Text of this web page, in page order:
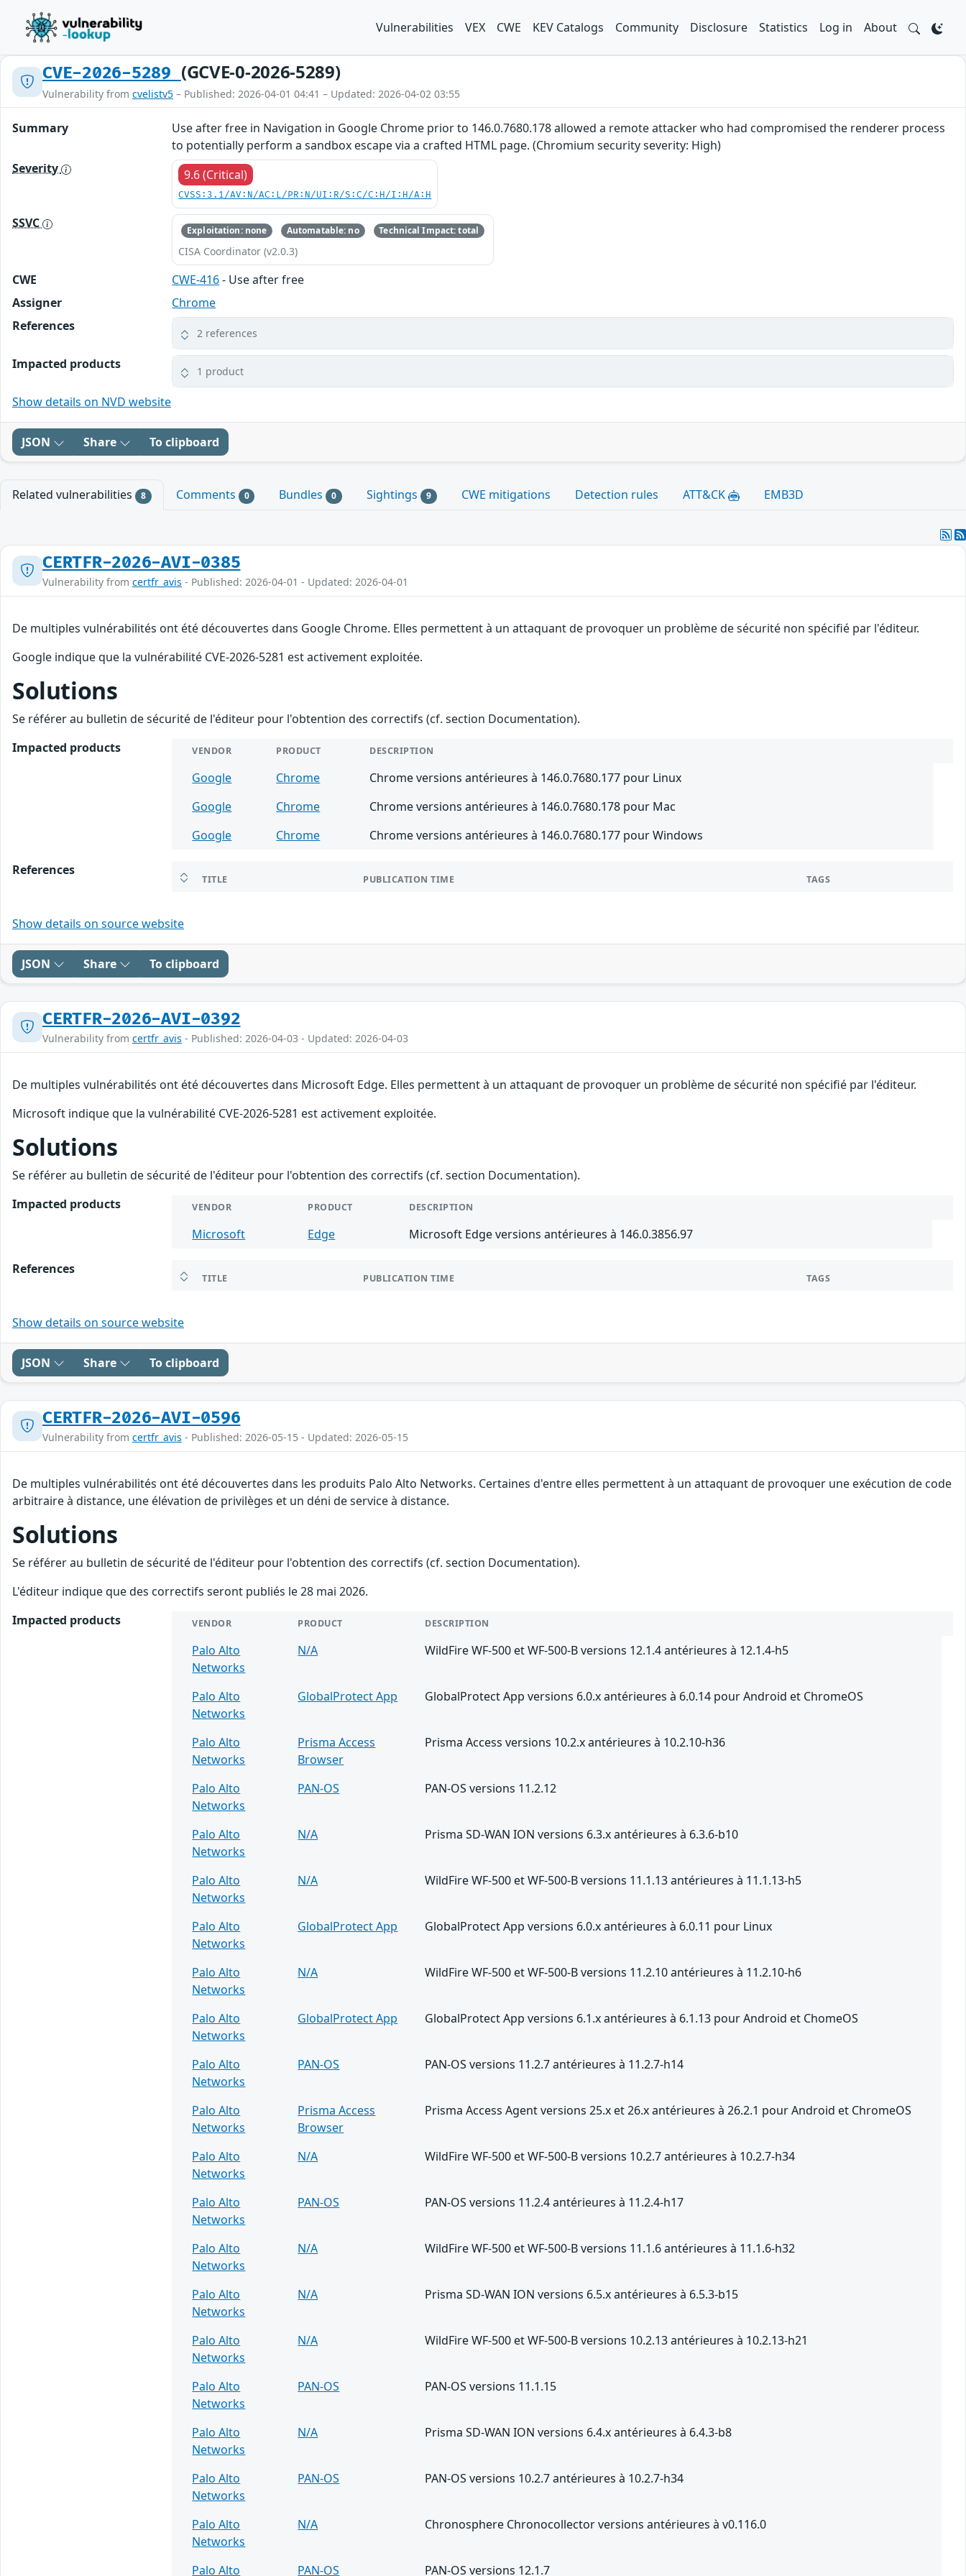
Vulnerabilities VEX CWE KEV Catalogs Community Disclosure Statistics Log in About
CVE-2026-5289 (GCVE-0-2026-5289)
Vulnerability from cvelistv5 – Published: 2026-04-01 04:41 – Updated: 2026-04-02 03:55
Summary
Use after free in Navigation in Google Chrome prior to 146.0.7680.178 allowed a remote attacker who had compromised the renderer process
to potentially perform a sandbox escape via a crafted HTML page. (Chromium security severity: High)
Severity
9.6 (Critical)
CVSS:3.1/AV:N/AC:L/PR:N/UI:R/S:C/C:H/I:H/A:H
SSVC Exploitation: none Automatable: no Technical Impact: total
CISA Coordinator (v2.0.3)
CWE CWE-416- Use after free
Assigner
Chrome
References
2 references
Impacted products 1 product
Show details on NVD website
JSON Share To clipboard
Related vulnerabilities 8 Comments 0 Bundles 0 Sightings 9 CWE mitigations Detection rules ATT&CK EMB3D
CERTFR-2026-AVI-0385
Vulnerability from certfr_avis - Published: 2026-04-01 - Updated: 2026-04-01
De multiples vulnérabilités ont été découvertes dans Google Chrome. Elles permettent à un attaquant de provoquer un problème de sécurité non spécifié par l'éditeur.
Google indique que la vulnérabilité CVE-2026-5281 est activement exploitée.
Solutions
Se référer au bulletin de sécurité de l'éditeur pour l'obtention des correctifs (cf. section Documentation).
Impacted products
VENDOR PRODUCT DESCRIPTION
Google Chrome
Chrome versions antérieures à 146.0.7680.177 pour Linux
Google
Chrome
Chrome versions antérieures à 146.0.7680.178 pour Mac
Google
Chrome Chrome versions antérieures à 146.0.7680.177 pour Windows
References
TITLE PUBLICATION TIME TAGS
Show details on source website
JSON Share To clipboard
CERTFR-2026-AVI-0392
Vulnerability from certfr_avis - Published: 2026-04-03 - Updated: 2026-04-03
De multiples vulnérabilités ont été découvertes dans Microsoft Edge. Elles permettent à un attaquant de provoquer un problème de sécurité non spécifié par l'éditeur.
Microsoft indique que la vulnérabilité CVE-2026-5281 est activement exploitée.
Solutions
Se référer au bulletin de sécurité de l'éditeur pour l'obtention des correctifs (cf. section Documentation).
Impacted products
VENDOR PRODUCT DESCRIPTION
Microsoft Edge Microsoft Edge versions antérieures à 146.0.3856.97
References
TITLE PUBLICATION TIME TAGS
Show details on source website
JSON Share To clipboard
CERTFR-2026-AVI-0596
Vulnerability from certfr_avis - Published: 2026-05-15 - Updated: 2026-05-15
De multiples vulnérabilités ont été découvertes dans les produits Palo Alto Networks. Certaines d'entre elles permettent à un attaquant de provoquer une exécution de code
arbitraire à distance, une élévation de privilèges et un déni de service à distance.
Solutions
Se référer au bulletin de sécurité de l'éditeur pour l'obtention des correctifs (cf. section Documentation).
L'éditeur indique que des correctifs seront publiés le 28 mai 2026.
Impacted products
VENDOR PRODUCT DESCRIPTION
Palo Alto
Networks
N/A WildFire WF-500 et WF-500-B versions 12.1.4 antérieures à 12.1.4-h5
Palo Alto
Networks
GlobalProtect App GlobalProtect App versions 6.0.x antérieures à 6.0.14 pour Android et ChromeOS
Palo Alto
Networks
Prisma Access
Browser
Prisma Access versions 10.2.x antérieures à 10.2.10-h36
Palo Alto
Networks
PAN-OS PAN-OS versions 11.2.12
Palo Alto
Networks
N/A Prisma SD-WAN ION versions 6.3.x antérieures à 6.3.6-b10
Palo Alto
Networks
N/A WildFire WF-500 et WF-500-B versions 11.1.13 antérieures à 11.1.13-h5
Palo Alto
Networks
GlobalProtect App GlobalProtect App versions 6.0.x antérieures à 6.0.11 pour Linux
Palo Alto
Networks
N/A WildFire WF-500 et WF-500-B versions 11.2.10 antérieures à 11.2.10-h6
Palo Alto
Networks
GlobalProtect App GlobalProtect App versions 6.1.x antérieures à 6.1.13 pour Android et ChomeOS
Palo Alto
Networks
PAN-OS PAN-OS versions 11.2.7 antérieures à 11.2.7-h14
Palo Alto
Networks
Prisma Access
Browser
Prisma Access Agent versions 25.x et 26.x antérieures à 26.2.1 pour Android et ChromeOS
Palo Alto
Networks
N/A WildFire WF-500 et WF-500-B versions 10.2.7 antérieures à 10.2.7-h34
Palo Alto
Networks
PAN-OS PAN-OS versions 11.2.4 antérieures à 11.2.4-h17
Palo Alto
Networks
N/A WildFire WF-500 et WF-500-B versions 11.1.6 antérieures à 11.1.6-h32
Palo Alto
Networks
N/A Prisma SD-WAN ION versions 6.5.x antérieures à 6.5.3-b15
Palo Alto
Networks
N/A WildFire WF-500 et WF-500-B versions 10.2.13 antérieures à 10.2.13-h21
Palo Alto
Networks
PAN-OS PAN-OS versions 11.1.15
Palo Alto
Networks
N/A Prisma SD-WAN ION versions 6.4.x antérieures à 6.4.3-b8
Palo Alto
Networks
PAN-OS PAN-OS versions 10.2.7 antérieures à 10.2.7-h34
Palo Alto
Networks
N/A Chronosphere Chronocollector versions antérieures à v0.116.0
Palo Alto PAN-OS PAN-OS versions 12.1.7